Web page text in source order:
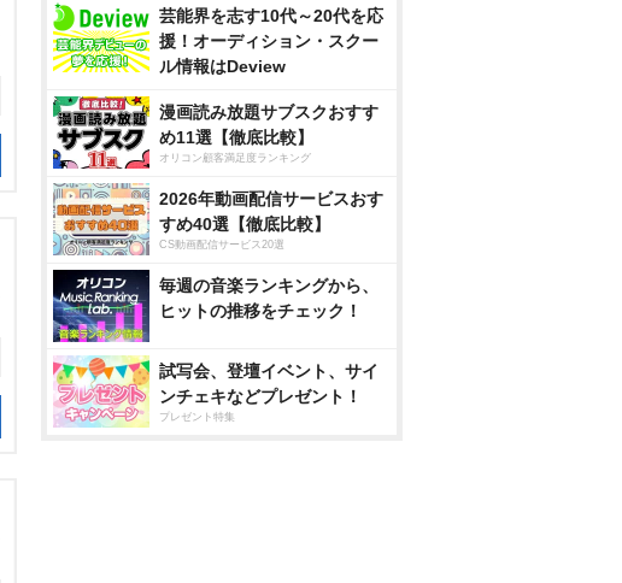
芸能界を志す10代～20代を応
援！オーディション・スクー
ル情報はDeview
漫画読み放題サブスクおすす
め11選【徹底比較】
オリコン顧客満足度ランキング
2026年動画配信サービスおす
すめ40選【徹底比較】
CS動画配信サービス20選
毎週の音楽ランキングから、
ヒットの推移をチェック！
試写会、登壇イベント、サイ
ンチェキなどプレゼント！
プレゼント特集